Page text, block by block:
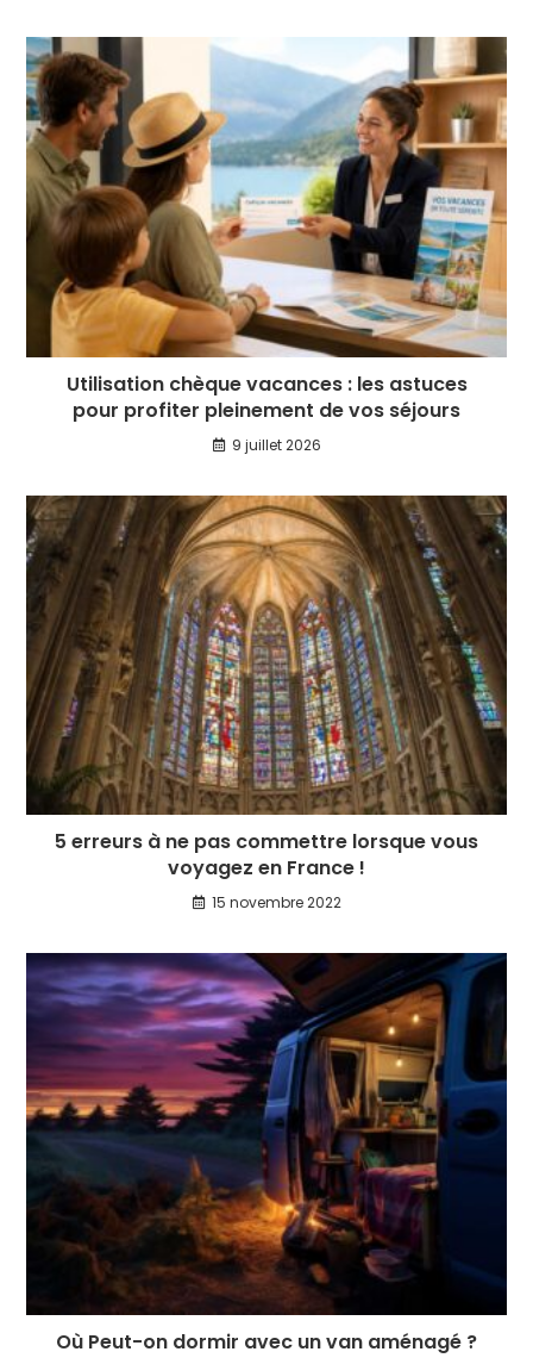
Utilisation chèque vacances : les astuces
pour profiter pleinement de vos séjours
9 juillet 2026
5 erreurs à ne pas commettre lorsque vous
voyagez en France !
15 novembre 2022
Où Peut-on dormir avec un van aménagé ?